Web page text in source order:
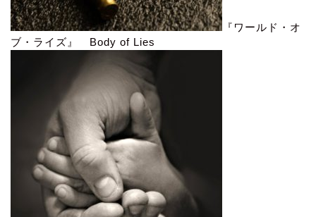
『ワールド・オ
ブ・ライズ』 Body of Lies